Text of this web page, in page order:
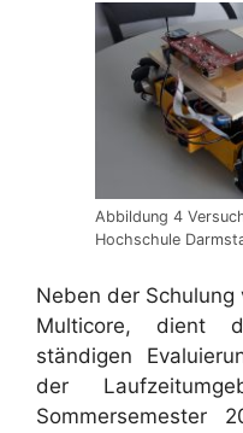
Abbildung 4
Hochschule
Neben der
Multicore, dient
ständigen
der